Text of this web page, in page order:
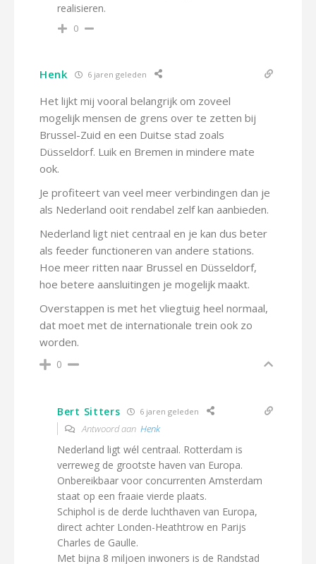
realisieren.
0
Henk 6 jaren geleden
Het lijkt mij vooral belangrijk om zoveel
mogelijk mensen de grens over te zetten bij
Brussel-Zuid en een Duitse stad zoals
Düsseldorf. Luik en Bremen in mindere mate
ook.
Je profiteert van veel meer verbindingen dan je
als Nederland ooit rendabel zelf kan aanbieden.
Nederland ligt niet centraal en je kan dus beter
als feeder functioneren van andere stations.
Hoe meer ritten naar Brussel en Düsseldorf,
hoe betere aansluitingen je mogelijk maakt.
Overstappen is met het vliegtuig heel normaal,
dat moet met de internationale trein ook zo
worden.
0
Bert Sitters 6 jaren geleden
Antwoord aan Henk
Nederland ligt wél centraal. Rotterdam is
verreweg de grootste haven van Europa.
Onbereikbaar voor concurrenten Amsterdam
staat op een fraaie vierde plaats.
Schiphol is de derde luchthaven van Europa,
direct achter Londen-Heathtrow en Parijs
Charles de Gaulle.
Met bijna 8 miljoen inwoners is de Randstad